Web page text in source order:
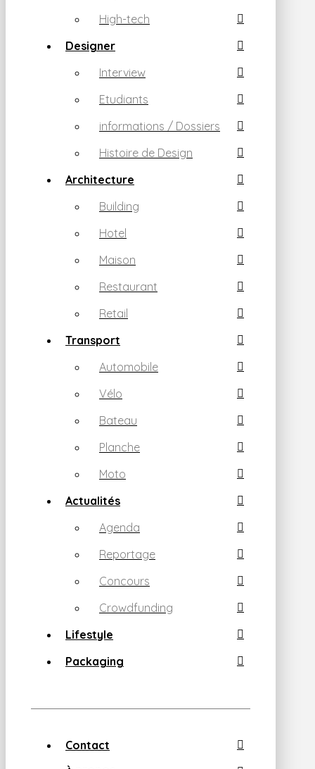
High-tech
Designer
Interview
Etudiants
informations / Dossiers
Histoire de Design
Architecture
Building
Hotel
Maison
Restaurant
Retail
Transport
Automobile
Vélo
Bateau
Planche
Moto
Actualités
Agenda
Reportage
Concours
Crowdfunding
Lifestyle
Packaging
Contact